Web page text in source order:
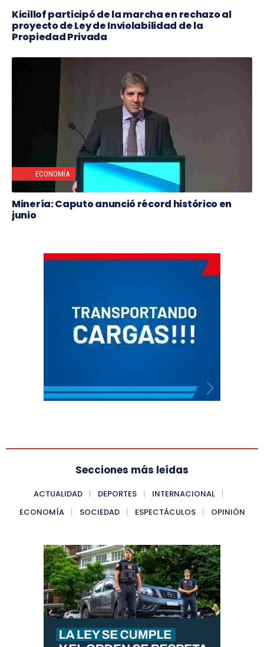
Kicillof participó de la marcha en rechazo al
proyecto de Ley de Inviolabilidad de la
Propiedad Privada
ECONOMÍA
Minería: Caputo anunció récord histórico en
junio
Secciones más leídas
ACTUALIDAD DEPORTES
INTERNACIONAL
ECONOMÍA
SOCIEDAD ESPECTÁCULOS OPINIÓN